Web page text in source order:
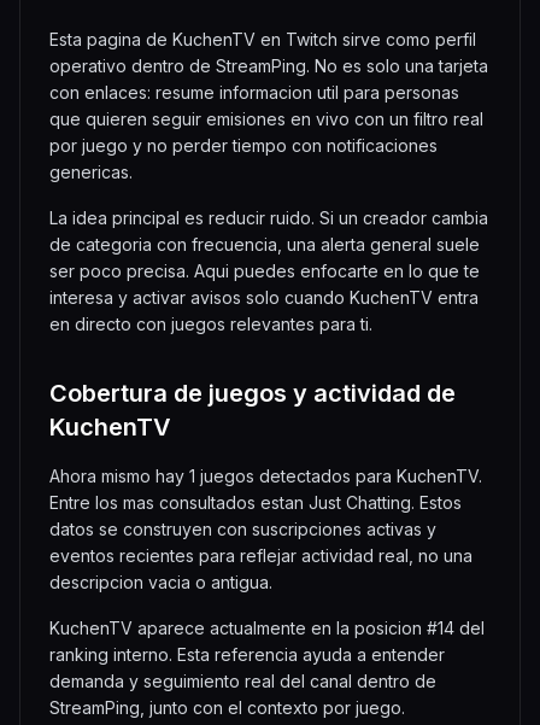
Esta pagina de KuchenTV en Twitch sirve como perfil
operativo dentro de StreamPing. No es solo una tarjeta
con enlaces: resume informacion util para personas
que quieren seguir emisiones en vivo con un filtro real
por juego y no perder tiempo con notificaciones
genericas.
La idea principal es reducir ruido. Si un creador cambia
de categoria con frecuencia, una alerta general suele
ser poco precisa. Aqui puedes enfocarte en lo que te
interesa y activar avisos solo cuando KuchenTV entra
en directo con juegos relevantes para ti.
Cobertura de juegos y actividad de
KuchenTV
Ahora mismo hay 1 juegos detectados para KuchenTV.
Entre los mas consultados estan Just Chatting. Estos
datos se construyen con suscripciones activas y
eventos recientes para reflejar actividad real, no una
descripcion vacia o antigua.
KuchenTV aparece actualmente en la posicion #14 del
ranking interno. Esta referencia ayuda a entender
demanda y seguimiento real del canal dentro de
StreamPing, junto con el contexto por juego.